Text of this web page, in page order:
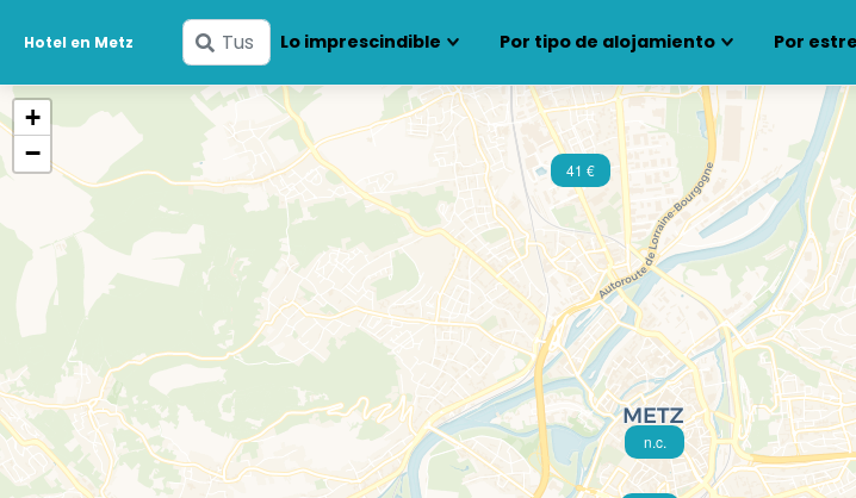
Hotel en Metz
Ingresa
tus
fechas
Lo imprescindible Por tipo de alojamiento Por
41 €
n.c.
+
−